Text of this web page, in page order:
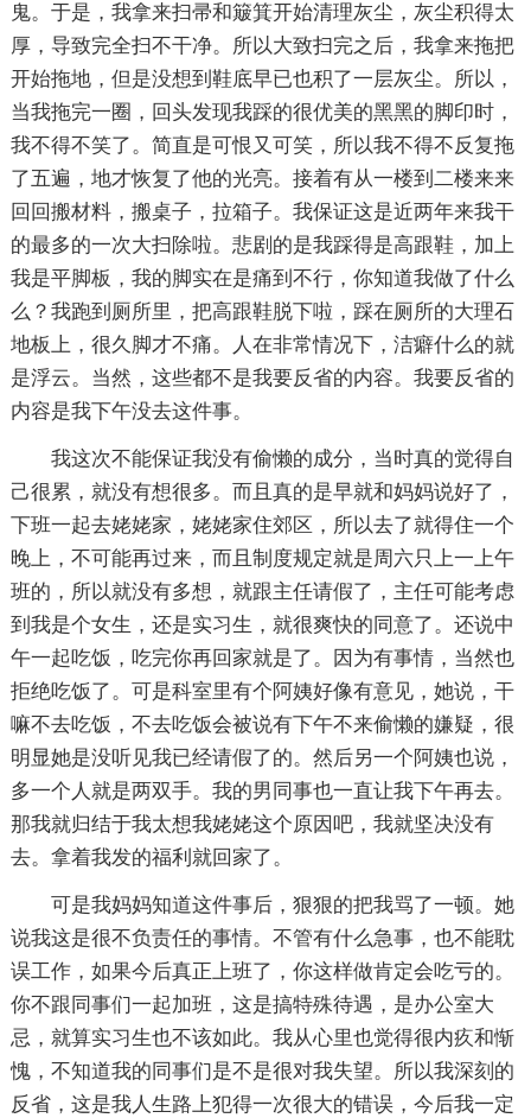
鬼。于是，我拿来扫帚和簸箕开始清理灰尘，灰尘积得太
厚，导致完全扫不干净。所以大致扫完之后，我拿来拖把
开始拖地，但是没想到鞋底早已也积了一层灰尘。所以，
当我拖完一圈，回头发现我踩的很优美的黑黑的脚印时，
我不得不笑了。简直是可恨又可笑，所以我不得不反复拖
了五遍，地才恢复了他的光亮。接着有从一楼到二楼来来
回回搬材料，搬桌子，拉箱子。我保证这是近两年来我干
的最多的一次大扫除啦。悲剧的是我踩得是高跟鞋，加上
我是平脚板，我的脚实在是痛到不行，你知道我做了什么
么？我跑到厕所里，把高跟鞋脱下啦，踩在厕所的大理石
地板上，很久脚才不痛。人在非常情况下，洁癖什么的就
是浮云。当然，这些都不是我要反省的内容。我要反省的
内容是我下午没去这件事。
我这次不能保证我没有偷懒的成分，当时真的觉得自
己很累，就没有想很多。而且真的是早就和妈妈说好了，
下班一起去姥姥家，姥姥家住郊区，所以去了就得住一个
晚上，不可能再过来，而且制度规定就是周六只上一上午
班的，所以就没有多想，就跟主任请假了，主任可能考虑
到我是个女生，还是实习生，就很爽快的同意了。还说中
午一起吃饭，吃完你再回家就是了。因为有事情，当然也
拒绝吃饭了。可是科室里有个阿姨好像有意见，她说，干
嘛不去吃饭，不去吃饭会被说有下午不来偷懒的嫌疑，很
明显她是没听见我已经请假了的。然后另一个阿姨也说，
多一个人就是两双手。我的男同事也一直让我下午再去。
那我就归结于我太想我姥姥这个原因吧，我就坚决没有
去。拿着我发的福利就回家了。
可是我妈妈知道这件事后，狠狠的把我骂了一顿。她
说我这是很不负责任的事情。不管有什么急事，也不能耽
误工作，如果今后真正上班了，你这样做肯定会吃亏的。
你不跟同事们一起加班，这是搞特殊待遇，是办公室大
忌，就算实习生也不该如此。我从心里也觉得很内疚和惭
愧，不知道我的同事们是不是很对我失望。所以我深刻的
反省，这是我人生路上犯得一次很大的错误，今后我一定